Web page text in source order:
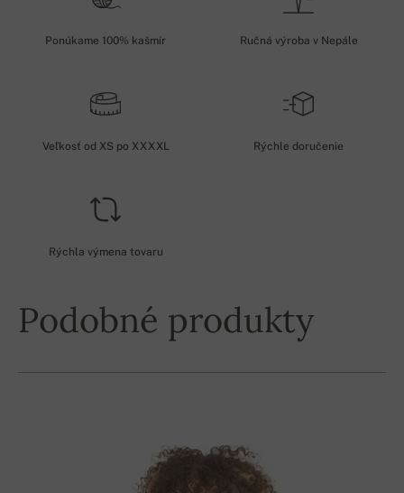
Ponúkame 100% kašmír Ručná výroba v Nepále
Veľkosť od XS po XXXXL Rýchle doručenie
Rýchla výmena tovaru
Podobné produkty